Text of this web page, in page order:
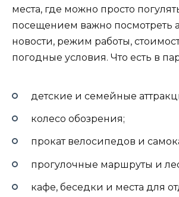
места, где можно просто
посещением важно посмотреть
новости, режим работы,
погодные условия. Что есть в
детские и семейные
колесо обозрения;
прокат велосипедов и
прогулочные маршруты и
кафе, беседки и места для